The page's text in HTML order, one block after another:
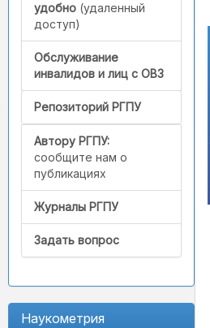
удобно (удаленный
доступ)
Обслуживание
инвалидов и лиц с ОВЗ
Репозиторий РГПУ
Автору РГПУ:
сообщите нам о
публикациях
Журналы РГПУ
Задать вопрос
Наукометрия